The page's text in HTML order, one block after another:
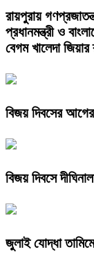
রায়পুরায়
প্রধানমন্ত্রী ও
বেগম খালেদা
বিজয় দিবসের
বিজয় দিবসে
জুলাই যোদ্ধা